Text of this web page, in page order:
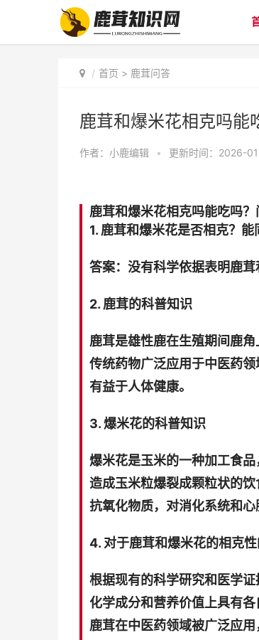
首页 > 鹿茸问答
鹿茸和爆米花相克吗能
作者： 小鹿编辑 • 更新时间：2026-
鹿茸和爆米花相克吗能吃吗
1. 鹿茸和爆米花是否相克？能
答案：没有科学依据表明鹿茸
2. 鹿茸的科普知识
鹿茸是雄性鹿在生殖期间鹿
传统药物广泛应用于中医药
有益于人体健康。
3. 爆米花的科普知识
爆米花是玉米的一种加工食
造成玉米粒爆裂成颗粒状的
抗氧化物质，对消化系统和心
4. 对于鹿茸和爆米花的相克
根据现有的科学研究和医学
化学成分和营养价值上具有
鹿茸在中医药领域被广泛应